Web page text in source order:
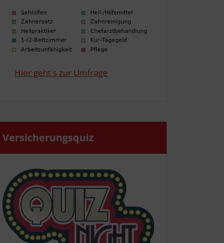
Hier geht's zur Umfrage
Ver­si­che­rungs­quiz